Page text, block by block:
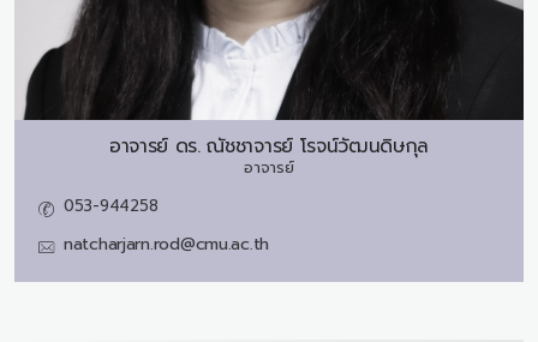
อาจารย์ ดร. ณัชชาจารย์ โรจน์วัฒนดิษกุล
อาจารย์
053-944258
natcharjarn.rod@cmu.ac.th